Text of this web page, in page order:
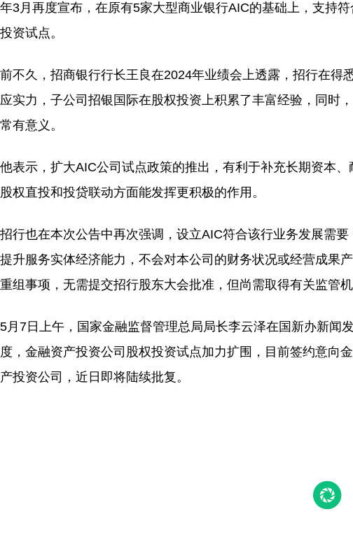
年3月再度宣布，在原有5家大型商业银行AIC的基础上，支持
投资试点。
前不久，招商银行行长王良在2024年业绩会上透露，招行在得
应实力，子公司招银国际在股权投资上积累了丰富经验，同时
常有意义。
他表示，扩大AIC公司试点政策的推出，有利于补充长期资本
股权直投和投贷联动方面能发挥更积极的作用。
招行也在本次公告中再次强调，设立AIC符合该行业务发展需
提升服务实体经济能力，不会对本公司的财务状况或经营成果
重组事项，无需提交招行股东大会批准，但尚需取得有关监管机
5月7日上午，国家金融监督管理总局局长李云泽在国新办新闻
度，金融资产投资公司股权投资试点加力扩围，目前签约意向
产投资公司，近日即将陆续批复。